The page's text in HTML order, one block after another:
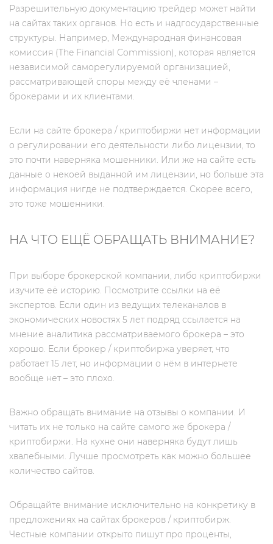
Разрешительную документацию трейдер может найти
на сайтах таких органов. Но есть и надгосударственные
структуры. Например, Международная финансовая
комиссия (The Financial Commission), которая является
независимой саморегулируемой организацией,
рассматривающей споры между её членами –
брокерами и их клиентами.
Если на сайте брокера / криптобиржи нет информации
о регулировании его деятельности либо лицензии, то
это почти наверняка мошенники. Или же на сайте есть
данные о некоей выданной им лицензии, но больше эта
информация нигде не подтверждается. Скорее всего,
это тоже мошенники.
НА ЧТО ЕЩЁ ОБРАЩАТЬ ВНИМАНИЕ?
При выборе брокерской компании, либо криптобиржи
изучите её историю. Посмотрите ссылки на её
экспертов. Если один из ведущих телеканалов в
экономических новостях 5 лет подряд ссылается на
мнение аналитика рассматриваемого брокера – это
хорошо. Если брокер / криптобиржа уверяет, что
работает 15 лет, но информации о нём в интернете
вообще нет – это плохо.
Важно обращать внимание на отзывы о компании. И
читать их не только на сайте самого же брокера /
криптобиржи. На кухне они наверняка будут лишь
хвалебными. Лучше просмотреть как можно большее
количество сайтов.
Обращайте внимание исключительно на конкретику в
предложениях на сайтах брокеров / криптобирж.
Честные компании открыто пишут про проценты,